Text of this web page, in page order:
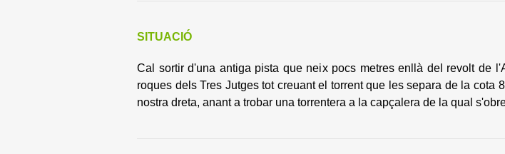
SITUACIÓ
Cal sortir d'una antiga pista que neix pocs metres enllà del revolt de
roques dels Tres Jutges tot creuant el torrent que les separa de la
nostra dreta, anant a trobar una torrentera a la capçalera de la qual